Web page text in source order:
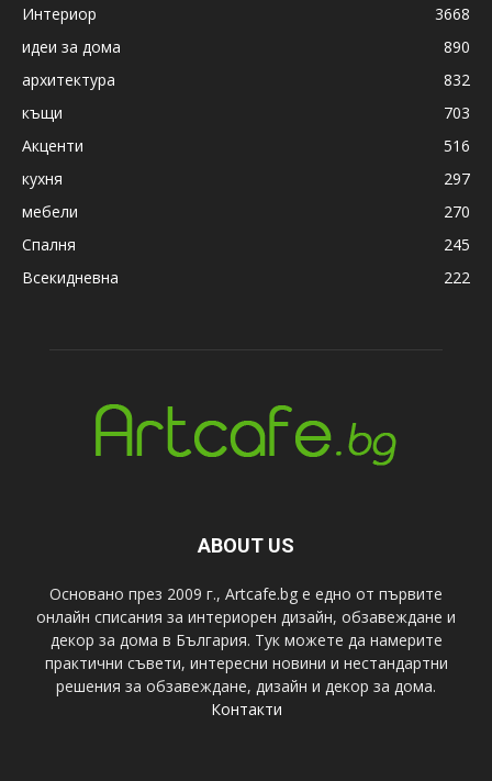
Интериор
3668
идеи за дома
890
архитектура
832
къщи
703
Акценти
516
кухня
297
мебели
270
Спалня
245
Всекидневна
222
ABOUT US
Основано през 2009 г., Artcafe.bg е едно от първите
онлайн списания за интериорен дизайн, обзавеждане и
декор за дома в България. Тук можете да намерите
практични съвети, интересни новини и нестандартни
решения за обзавеждане, дизайн и декор за дома.
Контакти